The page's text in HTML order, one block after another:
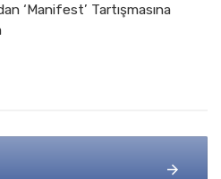
‘Manifest’ Tartışmasına